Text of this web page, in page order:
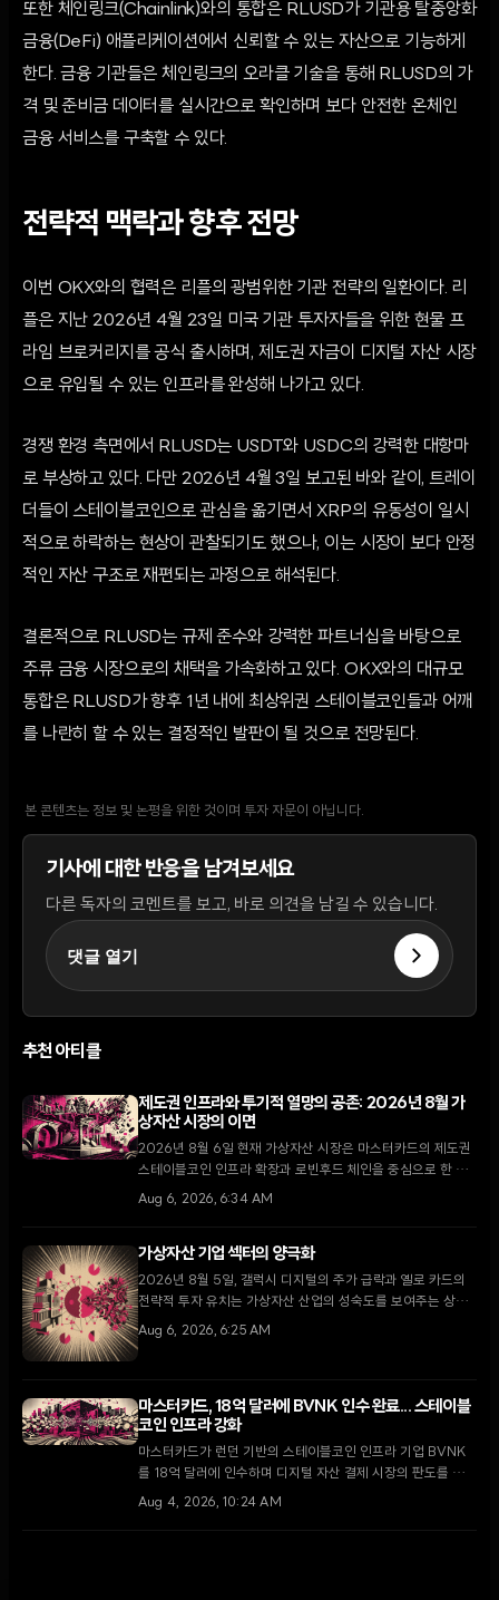
또한 체인링크(Chainlink)와의 통합은 RLUSD가 기관용 탈중앙화
금융(DeFi) 애플리케이션에서 신뢰할 수 있는 자산으로 기능하게
한다. 금융 기관들은 체인링크의 오라클 기술을 통해 RLUSD의 가
격 및 준비금 데이터를 실시간으로 확인하며 보다 안전한 온체인
금융 서비스를 구축할 수 있다.
전략적 맥락과 향후 전망
이번 OKX와의 협력은 리플의 광범위한 기관 전략의 일환이다. 리
플은 지난 2026년 4월 23일 미국 기관 투자자들을 위한 현물 프
라임 브로커리지를 공식 출시하며, 제도권 자금이 디지털 자산 시장
으로 유입될 수 있는 인프라를 완성해 나가고 있다.
경쟁 환경 측면에서 RLUSD는 USDT와 USDC의 강력한 대항마
로 부상하고 있다. 다만 2026년 4월 3일 보고된 바와 같이, 트레이
더들이 스테이블코인으로 관심을 옮기면서 XRP의 유동성이 일시
적으로 하락하는 현상이 관찰되기도 했으나, 이는 시장이 보다 안정
적인 자산 구조로 재편되는 과정으로 해석된다.
결론적으로 RLUSD는 규제 준수와 강력한 파트너십을 바탕으로
주류 금융 시장으로의 채택을 가속화하고 있다. OKX와의 대규모
통합은 RLUSD가 향후 1년 내에 최상위권 스테이블코인들과 어깨
를 나란히 할 수 있는 결정적인 발판이 될 것으로 전망된다.
본 콘텐츠는 정보 및 논평을 위한 것이며 투자 자문이 아닙니다.
기사에 대한 반응을 남겨보세요
다른 독자의 코멘트를 보고, 바로 의견을 남길 수 있습니다.
댓글 열기
추천 아티클
제도권 인프라와 투기적 열망의 공존: 2026년 8월 가
상자산 시장의 이면
2026년 8월 6일 현재 가상자산 시장은 마스터카드의 제도권
스테이블코인 인프라 확장과 로빈후드 체인을 중심으로 한 소
매 투자자들의 밈코인 투기라는 극명한 대조를 보이고 있다.
Aug 6, 2026, 6:34 AM
가상자산 기업 섹터의 양극화
2026년 8월 5일, 갤럭시 디지털의 주가 급락과 옐로 카드의
전략적 투자 유치는 가상자산 산업의 성숙도를 보여주는 상반
된 지표로 나타났다.
Aug 6, 2026, 6:25 AM
마스터카드, 18억 달러에 BVNK 인수 완료... 스테이블
코인 인프라 강화
마스터카드가 런던 기반의 스테이블코인 인프라 기업 BVNK
를 18억 달러에 인수하며 디지털 자산 결제 시장의 판도를 바꾸
고 있다. 이번 인수는 역대 최대 규모의 스테이블코인 관련 거
Aug 4, 2026, 10:24 AM